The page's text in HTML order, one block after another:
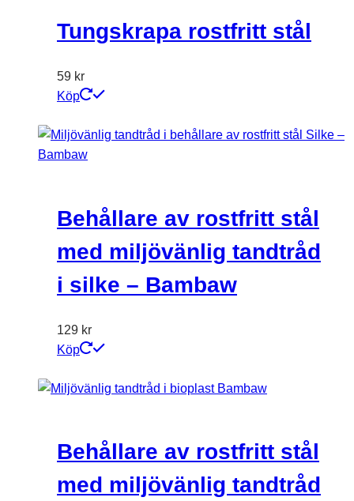
Tungskrapa rostfritt stål
59 kr
Köp
Behållare av rostfritt stål
med miljövänlig tandtråd
i silke – Bambaw
129 kr
Köp
Behållare av rostfritt stål
med miljövänlig tandtråd